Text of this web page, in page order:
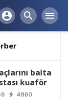
account_circle search menu
balta
kuaför
4960